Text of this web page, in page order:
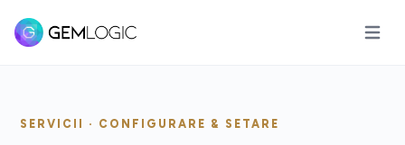
SERVICII · CONFIGURARE & SETARE